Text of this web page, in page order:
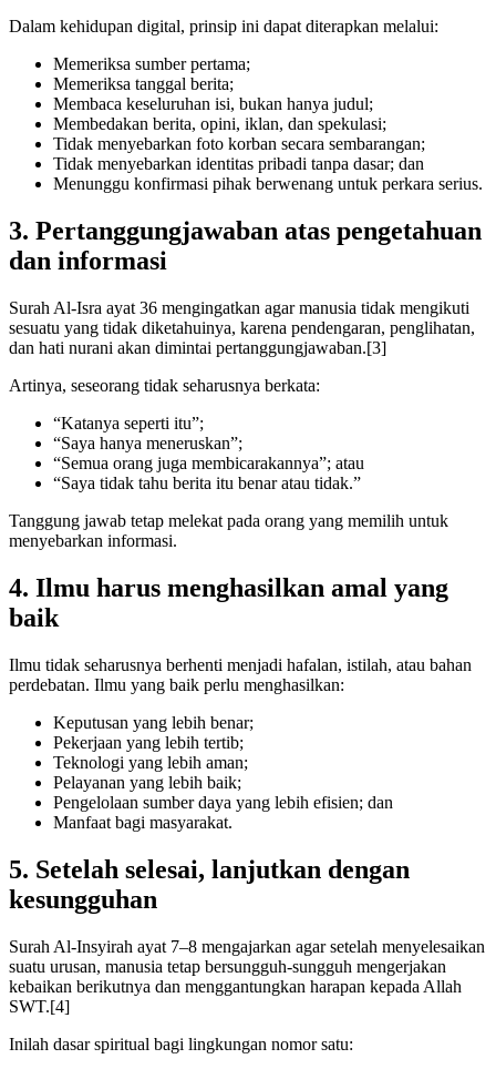
Dalam kehidupan digital, prinsip ini dapat diterapkan melalui:
Memeriksa sumber pertama;
Memeriksa tanggal berita;
Membaca keseluruhan isi, bukan hanya judul;
Membedakan berita, opini, iklan, dan spekulasi;
Tidak menyebarkan foto korban secara sembarangan;
Tidak menyebarkan identitas pribadi tanpa dasar; dan
Menunggu konfirmasi pihak berwenang untuk perkara serius.
3. Pertanggungjawaban atas pengetahuan
dan informasi
Surah Al-Isra ayat 36 mengingatkan agar manusia tidak mengikuti
sesuatu yang tidak diketahuinya, karena pendengaran, penglihatan,
dan hati nurani akan dimintai pertanggungjawaban.[3]
Artinya, seseorang tidak seharusnya berkata:
“Katanya seperti itu”;
“Saya hanya meneruskan”;
“Semua orang juga membicarakannya”; atau
“Saya tidak tahu berita itu benar atau tidak.”
Tanggung jawab tetap melekat pada orang yang memilih untuk
menyebarkan informasi.
4. Ilmu harus menghasilkan amal yang
baik
Ilmu tidak seharusnya berhenti menjadi hafalan, istilah, atau bahan
perdebatan. Ilmu yang baik perlu menghasilkan:
Keputusan yang lebih benar;
Pekerjaan yang lebih tertib;
Teknologi yang lebih aman;
Pelayanan yang lebih baik;
Pengelolaan sumber daya yang lebih efisien; dan
Manfaat bagi masyarakat.
5. Setelah selesai, lanjutkan dengan
kesungguhan
Surah Al-Insyirah ayat 7–8 mengajarkan agar setelah menyelesaikan
suatu urusan, manusia tetap bersungguh-sungguh mengerjakan
kebaikan berikutnya dan menggantungkan harapan kepada Allah
SWT.[4]
Inilah dasar spiritual bagi lingkungan nomor satu: